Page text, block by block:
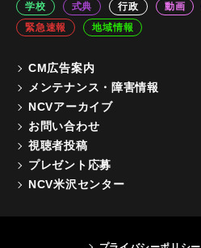
学校
式典 行政 動画
緊急速報
地域情報
CM広告案内
メンテナンス・障害情報
NCVアーカイブ
お問い合わせ
視聴者投稿
プレゼント応募
NCV米沢センター